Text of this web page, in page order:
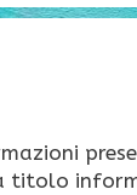
titolo